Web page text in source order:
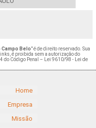
Belo" é de direito reservado. Sua
é proibida sem a autorização do
do Código Penal – Lei 9610/98 - Lei de
Home
Empresa
Missão